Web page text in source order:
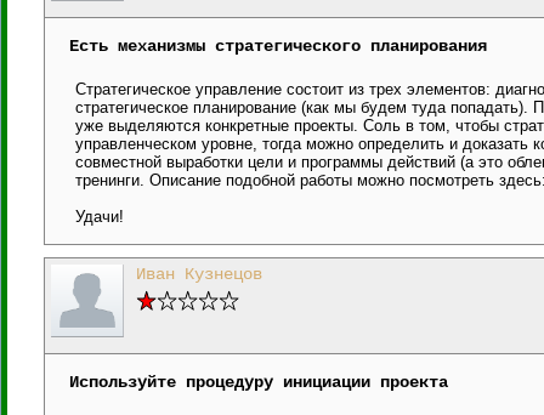
Есть механизмы стратегического планирования
Стратегическое управление состоит из трех элементов:
стратегическое планирование (как мы будем туда попадать).
уже выделяются конкретные проекты. Соль в том, чтобы
управленческом уровне, тогда можно определить и доказать
совместной выработки цели и программы действий (а это
тренинги. Описание подобной работы можно посмотреть
Удачи!
Иван Кузнецов
Используйте процедуру инициации проекта